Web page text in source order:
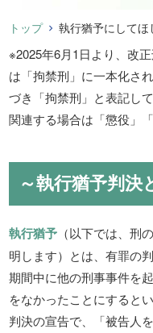
トップ 執行猶予にしてほ
※2025年6月1日より、改
は「拘禁刑」に一本化さ
づき「拘禁刑」と表記し
関連する場合は「懲役」
～執行猶予判決
執行猶予 （以下では、刑
明します）とは、有罪の
期間中に他の刑事事件を
をなかったことにすると
判決の宣告で、「被告人